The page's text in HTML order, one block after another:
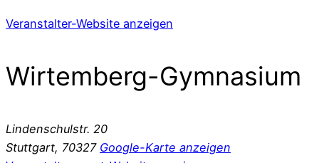
Veranstalter-Website anzeigen
Wirtemberg-Gymnasium
Lindenschulstr. 20
Stuttgart, 70327 Google-Karte anzeigen